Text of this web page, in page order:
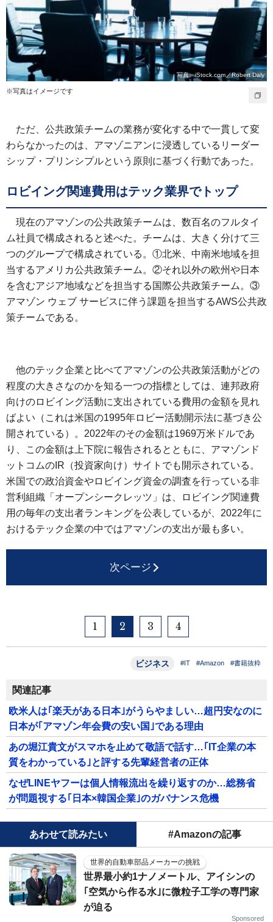
写真＝iStock.com／Robert Daly
※写真はイメージです
ただ、公共政策チームの業務が変化する中で一貫して変
わらなかったのは、アマゾニアンに浸透しているリーダー
シップ・プリンシプルという原則に基づく行動であった。
ロビイング関連費用はテック業界でトップ
現在のアマゾンの公共政策チームは、数百名のフルタイ
ム社員で構成されると述べた。チームは、大きく分けて三
つのグループで構成されている。①北米、中南米地域を担
当するアメリカ公共政策チーム。②それ以外の欧州や日本
を含むアジア地域などを担当する国際公共政策チーム。③
アマゾン ウェブ サービスに伴う課題を担当するAWS公共政
策チームである。
他のテック企業と比べてアマゾンの公共政策活動がどの
程度の大きさなのかを知る一つの指標としては、連邦政府
向けのロビイング活動に支出されている費用の金額を見れ
ばよい（これは米国の1995年ロビー活動開示法に基づき公
開されている）。2022年のその金額は1969万米ドルであ
り、この金額は上下院に報告されるとともに、アマゾンド
ットコムのIR（投資家向け）サイトでも開示されている。
米国での政治資金やロビイング資金の調査を行っている非
営利組織「オープンシークレッツ」は、ロビイング関連費
用の毎年の支出者ランキングを公表しているが、2022年に
おけるテック企業の中ではアマゾンの支出が最も多い。
次ページ
1 2 3 4
ビジネス #IT #Amazon #書籍抜粋
関連記事
欧米人は｢楽天がある日本｣がうらやましい…超円安なのに
日本が｢アマゾン年会費の安い国｣である理由
あの堀江貴文がスマホを止めて敬語で話す…｢IT企業の本
質をわかっている｣と評する先輩経営者の正体
なぜLINEヤフーは個人情報流出を繰り返すのか…総務省
が問題視する｢日本×韓国企業｣のガバナンス危機
あわせて読みたい #Amazonの記事
世界的自動車部品メーカーの挑戦
世界最小約1ナノメートル、アイシンの
｢空気から作る水｣に微粒子工学の専門家
が迫る
Sponsored